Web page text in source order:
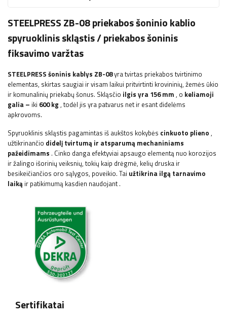
STEELPRESS ZB-08 priekabos šoninio kablio
spyruoklinis skląstis / priekabos šoninis
fiksavimo varžtas
STEELPRESS šoninis kablys ZB-08yra tvirtas priekabos tvirtinimo
elementas, skirtas saugiai ir visam laikui pritvirtinti krovininių, žemės ūkio
ir komunalinių priekabų šonus. Skląsčio ilgis yra 156 mm , o keliamoji
galia – iki 600 kg , todėl jis yra patvarus net ir esant didelėms
apkrovoms.
Spyruoklinis skląstis pagamintas iš aukštos kokybės cinkuoto plieno ,
užtikrinančio didelį tvirtumą ir atsparumą mechaniniams
pažeidimams . Cinko danga efektyviai apsaugo elementą nuo korozijos
ir žalingo išorinių veiksnių, tokių kaip drėgmė, kelių druska ir
besikeičiančios oro sąlygos, poveikio. Tai užtikrina ilgą tarnavimo
laiką ir patikimumą kasdien naudojant.
Sertifikatai